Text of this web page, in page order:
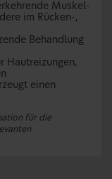
Muskel-
im Rücken-,
Behandlung
Hautreizungen,
einen
für die